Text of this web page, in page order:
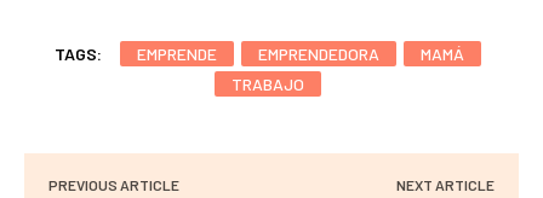
TAGS: EMPRENDE EMPRENDEDORA
MAMÁ
TRABAJO
PREVIOUS ARTICLE NEXT ARTICLE